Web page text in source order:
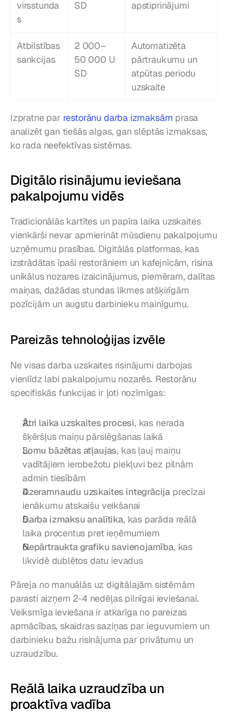
virsstunda
s
SD apstiprinājumi
Atbilstības
sankcijas
2 000–
50 000 U
SD
Automatizēta
pārtraukumu un
atpūtas periodu
uzskaite
Izpratne par restorānu darba izmaksām prasa
analizēt gan tiešās algas, gan slēptās izmaksas,
ko rada neefektīvas sistēmas.
Digitālo risinājumu ieviešana
pakalpojumu vidēs
Tradicionālās kartītes un papīra laika uzskaites
vienkārši nevar apmierināt mūsdienu pakalpojumu
uzņēmumu prasības. Digitālās platformas, kas
izstrādātas īpaši restorāniem un kafejnīcām, risina
unikālus nozares izaicinājumus, piemēram, dalītas
maiņas, dažādas stundas likmes atšķirīgām
pozīcijām un augstu darbinieku mainīgumu.
Pareizās tehnoloģijas izvēle
Ne visas darba uzskaites risinājumi darbojas
vienlīdz labi pakalpojumu nozarēs. Restorānu
specifiskās funkcijas ir ļoti nozīmīgas:
Ātri laika uzskaites procesi, kas nerada
šķēršļus maiņu pārslēgšanas laikā
Lomu bāzētas atļaujas, kas ļauj maiņu
vadītājiem ierobežotu piekļuvi bez pilnām
admin tiesībām
Dzeramnaudu uzskaites integrācija precīzai
ienākumu atskaišu veikšanai
Darba izmaksu analītika, kas parāda reālā
laika procentus pret ieņēmumiem
Nepārtraukta grafiku savienojamība, kas
likvidē dublētos datu ievadus
Pāreja no manuālās uz digitālajām sistēmām
parasti aizņem 2-4 nedēļas pilnīgai ieviešanai.
Veiksmīga ieviešana ir atkarīga no pareizas
apmācības, skaidras saziņas par ieguvumiem un
darbinieku bažu risinājuma par privātumu un
uzraudzību.
Reālā laika uzraudzība un
proaktīva vadība